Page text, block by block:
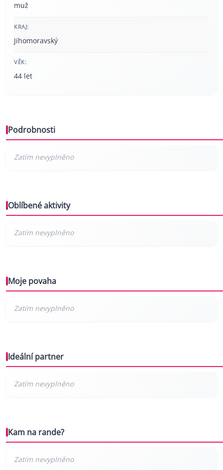
muž
KRAJ:
Jihomoravský
VĚK:
44 let
Podrobnosti
Oblíbené aktivity
Moje povaha
Ideální partner
Kam na rande?